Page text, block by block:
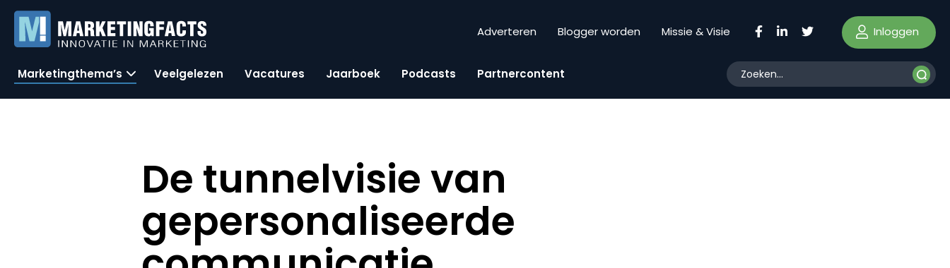
Adverteren Blogger worden Missie & Visie Inloggen
Marketingthema’s Veelgelezen Vacatures Jaarboek Podcasts Partnercontent
De tunnelvisie van
gepersonaliseerde